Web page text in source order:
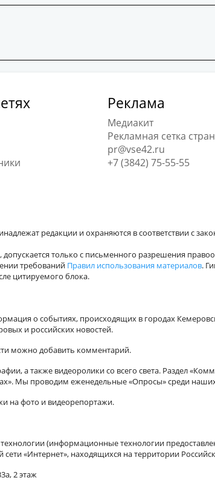
Реклама
Медиакит
Рекламная сетка
pr@vse42.ru
+7 (3842) 75-55-55
редакции и охраняются в соответствии с
только с письменного разрешения
требований Правил использования материалов.
цитируемого блока.
о событиях, происходящих в городах
и российских новостей.
можно добавить комментарий.
а также видеоролики со всего света. Раздел
Мы проводим еженедельные «Опросы» среди
на фото и видеорепортажи.
(информационные технологии
«Интернет», находящихся на территории
2 этаж